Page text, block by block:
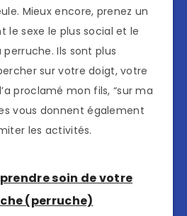
Mieux encore, prenez un
le sexe le plus social et le
Ils sont plus
sur votre doigt, votre
proclamé mon fils, “sur ma
vous donnent également
les activités.
soin de votre
(perruche)